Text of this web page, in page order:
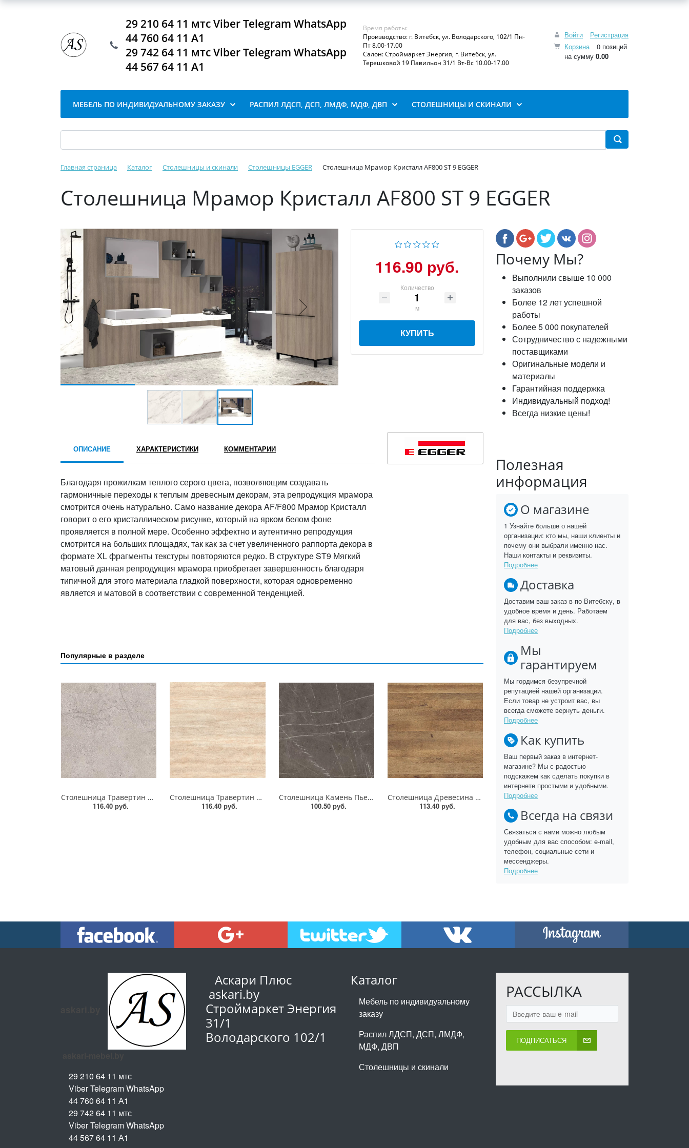
Войти
Регистрация
Корзина
0 позиций
на сумму 0.00
29 210 64 11 мтс Viber Telegram WhatsApp
44 760 64 11 А1
29 742 64 11 мтс Viber Telegram WhatsApp
44 567 64 11 А1
Время работы:
Производство: г. Витебск, ул. Володарского, 102/1 Пн-
Пт 8.00-17.00
Салон: Строймаркет Энергия, г. Витебск, ул.
Терешковой 19 Павильон 31/1 Вт-Вс 10.00-17.00
МЕБЕЛЬ ПО ИНДИВИДУАЛЬНОМУ ЗАКАЗУ РАСПИЛ ЛДСП, ДСП, ЛМДФ, МДФ, ДВП СТОЛЕШНИЦЫ И СКИНАЛИ
Главная страница Каталог Столешницы и скинали Столешницы EGGER Столешница Мрамор Кристалл AF800 ST 9 EGGER
Столешница Мрамор Кристалл AF800 ST 9 EGGER
116.90 руб.
Количество
м
КУПИТЬ
ОПИСАНИЕ ХАРАКТЕРИСТИКИ КОММЕНТАРИИ
Благодаря прожилкам теплого серого цвета, позволяющим создавать
гармоничные переходы к теплым древесным декорам, эта репродукция мрамора
смотрится очень натурально. Само название декора AF/F800 Мрамор Кристалл
говорит о его кристаллическом рисунке, который на ярком белом фоне
проявляется в полной мере. Особенно эффектно и аутентично репродукция
смотрится на больших площадях, так как за счет увеличенного раппорта декора в
формате XL фрагменты текстуры повторяются редко. В структуре ST9 Мягкий
матовый данная репродукция мрамора приобретает завершенность благодаря
типичной для этого материала гладкой поверхности, которая одновременно
является и матовой в соответствии с современной тенденцией.
Популярные в разделе
Столешница Травертин Кале AF052 STG5 EGGER
116.40 руб.
Столешница Травертин Маргарита AF030 STG5 EGGER
116.40 руб.
Столешница Камень Пьетра Гриджиа антрацит F205 STG9 EGGER
100.50 руб.
Столешница Древесина винтаж натуральная AH197 STR6 EGGER
113.40 руб.
Почему Мы?
Выполнили свыше 10 000
заказов
Более 12 лет успешной
работы
Более 5 000 покупателей
Сотрудничество с надежными
поставщиками
Оригинальные модели и
материалы
Гарантийная поддержка
Индивидуальный подход!
Всегда низкие цены!
Полезная
информация
О магазине
1 Узнайте больше о нашей
организации: кто мы, наши клиенты и
почему они выбрали именно нас.
Наши контакты и реквизиты.
Подробнее
Доставка
Доставим ваш заказ в по Витебску, в
удобное время и день. Работаем
для вас, без выходных.
Подробнее
Мы
гарантируем
Мы гордимся безупречной
репутацией нашей организации.
Если товар не устроит вас, вы
всегда сможете вернуть деньги.
Подробнее
Как купить
Ваш первый заказ в интернет-
магазине? Мы с радостью
подскажем как сделать покупки в
интернете простыми и удобными.
Подробнее
Всегда на связи
Связаться с нами можно любым
удобным для вас способом: e-mail,
телефон, социальные сети и
мессенджеры.
Подробнее
Аскари Плюс
askari.by
Строймаркет Энергия
31/1
Володарского 102/1
Каталог
Мебель по индивидуальному
заказу
Распил ЛДСП, ДСП, ЛМДФ,
МДФ, ДВП
Столешницы и скинали
РАССЫЛКА
ПОДПИСАТЬСЯ
29 210 64 11 мтс
Viber Telegram WhatsApp
44 760 64 11 А1
29 742 64 11 мтс
Viber Telegram WhatsApp
44 567 64 11 А1